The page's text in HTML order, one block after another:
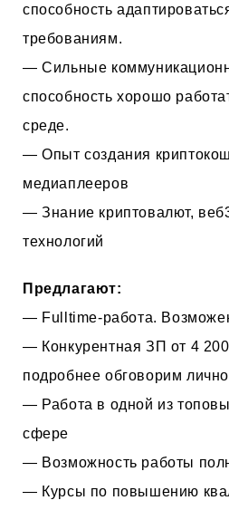
способность
требованиям.
— Сильные
способность хорошо
среде.
— Опыт создания
медиаплееров
— Знание криптовалют,
технологий
Предлагают:
— Fulltime-работа.
— Конкурентная ЗП от 4
подробнее обговорим лично
— Работа в одной из
сфере
— Возможность работы
— Курсы по повышению